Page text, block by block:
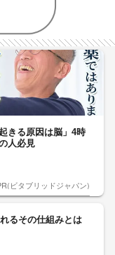
起きる原因は脳」4時
人必見
ビタブリッドジャパン)
るその仕組みとは